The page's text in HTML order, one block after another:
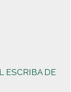
ESCRIBA DE